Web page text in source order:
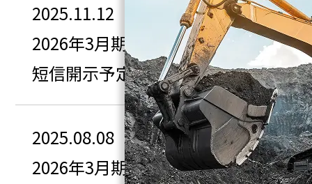
2025.11.12
2026年3月期 第2四半期決算
短信開示予定
2025.08.08
2026年3月期 第1四半期決算